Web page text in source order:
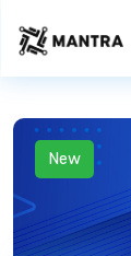
New